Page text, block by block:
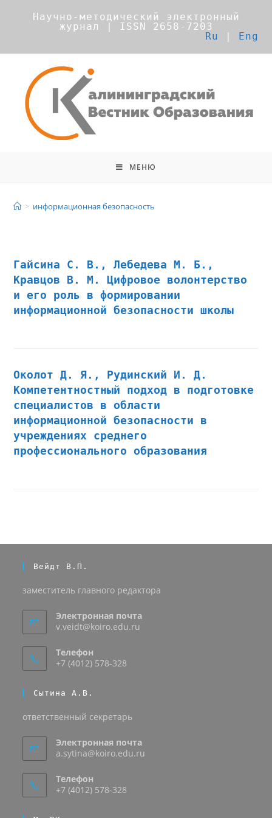
Научно-методический электронный
журнал | ISSN 2658-7203
Ru | Eng
МЕНЮ
> информационная безопасность
Гайсина С. В., Лебедева М. Б.,
Кравцов В. М. Цифровое волонтерство
и его роль в формировании
информационной безопасности школы
Околот Д. Я., Рудинский И. Д.
Компетентностный подход в подготовке
специалистов в области
информационной безопасности в
учреждениях среднего
профессионального образования
Вейдт В.П.
заместитель главного редактора
Электронная почта
v.veidt@koiro.edu.ru
Телефон
+7 (4012) 578-328
Сытина А.В.
ответственный секретарь
Электронная почта
a.sytina@koiro.edu.ru
Телефон
+7 (4012) 578-328